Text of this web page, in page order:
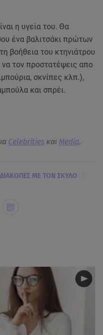
η υγεία του. Θα
ένα βαλιτσάκι πρώτων
βοήθεια του κτηνιάτρου
να τον προστατέψεις απο
σκνίπες κλπ.),
και σπρέι.
Celebrities και Media.
ΔΙΑΚΟΠΕΣ ΜΕ ΤΟΝ ΣΚΥΛΟ